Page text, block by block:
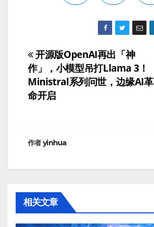
文
章
导
开源版OpenAI再出「神
作」，小模型吊打Llama 3！
Ministral系列问世，边缘AI革
命开启
作者yinhua
相关文章